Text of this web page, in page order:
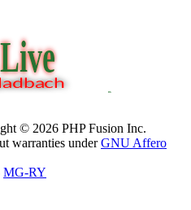
© 2026 PHP Fusion Inc.
warranties underGNU Affero
MG-RY